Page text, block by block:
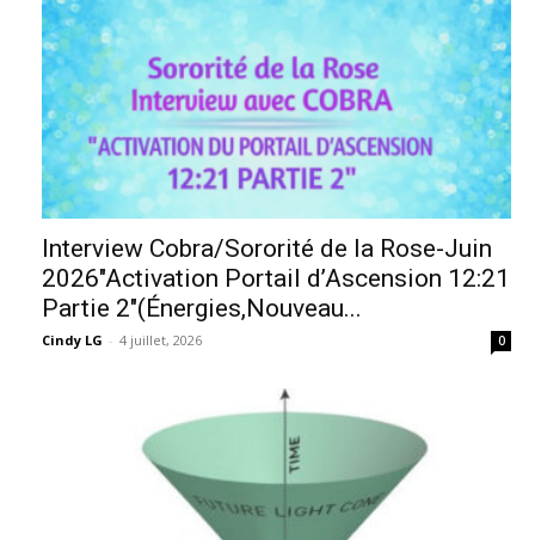
Interview Cobra/Sororité de la Rose-Juin
2026″Activation Portail d’Ascension 12:21
Partie 2″(Énergies,Nouveau...
Cindy LG - 4 juillet, 2026 0